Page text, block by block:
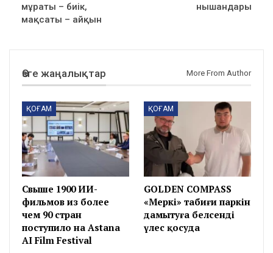
мұраты – биік,
мақсаты – айқын
нышандары
Өзге жаңалықтар More From Author
ҚОҒАМ
Свыше 1900 ИИ-
фильмов из более
чем 90 стран
поступило на Astana
AI Film Festival
ҚОҒАМ
GOLDEN COMPASS
«Меркі» табиғи паркін
дамытуға белсенді
үлес қосуда